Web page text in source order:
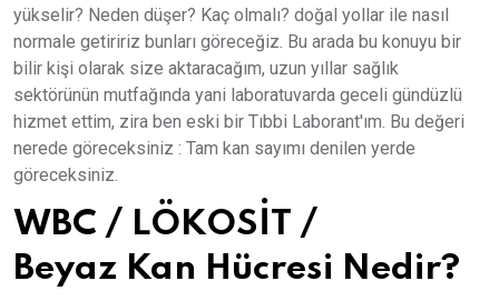
yükselir? Neden düşer? Kaç olmalı? doğal yollar ile nasıl
normale getiririz bunları göreceğiz. Bu arada bu konuyu bir
bilir kişi olarak size aktaracağım, uzun yıllar sağlık
sektörünün mutfağında yani laboratuvarda geceli gündüzlü
hizmet ettim, zira ben eski bir Tıbbi Laborant'ım. Bu değeri
nerede göreceksiniz : Tam kan sayımı denilen yerde
göreceksiniz.
WBC / LÖKOSİT /
Beyaz Kan Hücresi Nedir?